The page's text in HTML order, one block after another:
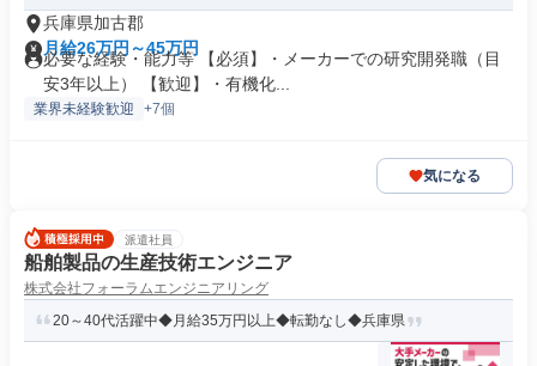
兵庫県加古郡
月給26万円～45万円
必要な経験・能力等 【必須】・メーカーでの研究開発職（目
安3年以上） 【歓迎】・有機化...
業界未経験歓迎 +7個
気になる
派遣社員
船舶製品の生産技術エンジニア
株式会社フォーラムエンジニアリング
20～40代活躍中◆月給35万円以上◆転勤なし◆兵庫県